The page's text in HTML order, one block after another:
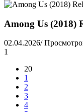
Among Us (2018)
02.04.2026/
1
20
1
2
3
4